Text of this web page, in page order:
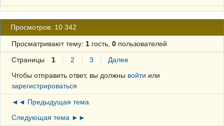
Просмотров: 10 342
Просматривают тему: 1гость, 0пользователей
Страницы 1 2 3
Далее
Чтобы отправить ответ, вы должны войти или
зарегистрироваться
◄◄ Предыдущая тема
Следующая тема ►►